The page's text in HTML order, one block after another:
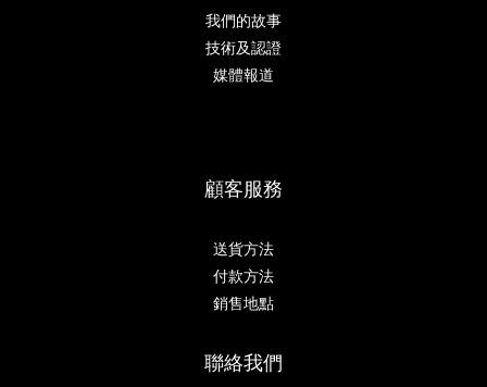
我們的故事
技術及認證
媒體報道
顧客服務
送貨方法
付款方法
銷售地點
聯絡我們